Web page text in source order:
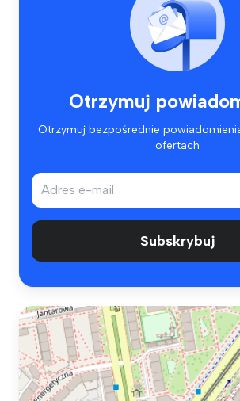
Otrzymuj
Otrzymuj bezpośrednie
ofertach
Subskrybuj